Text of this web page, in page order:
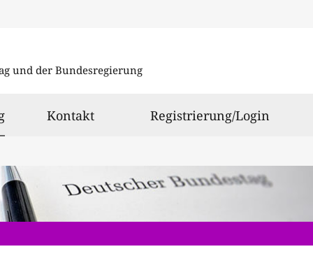
und der Bundesregierung
ausgewählt
Kontakt Registrierung/Login